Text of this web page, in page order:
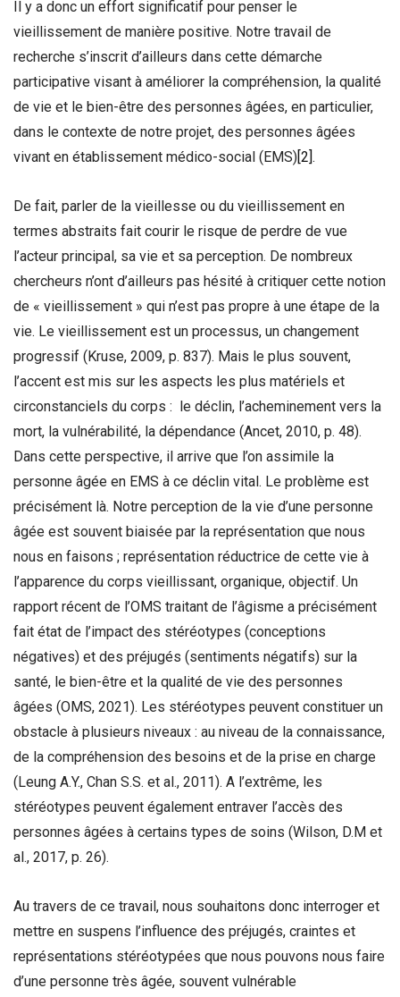
Il y a donc un effort significatif pour penser le
vieillissement de manière positive. Notre travail de
recherche s’inscrit d’ailleurs dans cette démarche
participative visant à améliorer la compréhension, la qualité
de vie et le bien-être des personnes âgées, en particulier,
dans le contexte de notre projet, des personnes âgées
vivant en établissement médico-social (EMS)[2].
De fait, parler de la vieillesse ou du vieillissement en
termes abstraits fait courir le risque de perdre de vue
l’acteur principal, sa vie et sa perception. De nombreux
chercheurs n’ont d’ailleurs pas hésité à critiquer cette notion
de « vieillissement » qui n’est pas propre à une étape de la
vie. Le vieillissement est un processus, un changement
progressif (Kruse, 2009, p. 837). Mais le plus souvent,
l’accent est mis sur les aspects les plus matériels et
circonstanciels du corps : le déclin, l’acheminement vers la
mort, la vulnérabilité, la dépendance (Ancet, 2010, p. 48).
Dans cette perspective, il arrive que l’on assimile la
personne âgée en EMS à ce déclin vital. Le problème est
précisément là. Notre perception de la vie d’une personne
âgée est souvent biaisée par la représentation que nous
nous en faisons ; représentation réductrice de cette vie à
l’apparence du corps vieillissant, organique, objectif. Un
rapport récent de l’OMS traitant de l’âgisme a précisément
fait état de l’impact des stéréotypes (conceptions
négatives) et des préjugés (sentiments négatifs) sur la
santé, le bien-être et la qualité de vie des personnes
âgées (OMS, 2021). Les stéréotypes peuvent constituer un
obstacle à plusieurs niveaux : au niveau de la connaissance,
de la compréhension des besoins et de la prise en charge
(Leung A.Y., Chan S.S. et al., 2011). A l’extrême, les
stéréotypes peuvent également entraver l’accès des
personnes âgées à certains types de soins (Wilson, D.M et
al., 2017, p. 26).
Au travers de ce travail, nous souhaitons donc interroger et
mettre en suspens l’influence des préjugés, craintes et
représentations stéréotypées que nous pouvons nous faire
d’une personne très âgée, souvent vulnérable